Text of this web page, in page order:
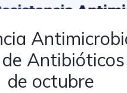
de octubre